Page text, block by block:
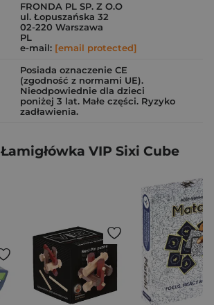
FRONDA PL SP. Z O.O
ul. Łopuszańska 32
02-220 Warszawa
PL
e-mail: [email protected]
Posiada oznaczenie CE
(zgodność z normami UE).
Nieodpowiednie dla dzieci
poniżej 3 lat. Małe części. Ryzyko
zadławienia.
VIP Sixi Cube